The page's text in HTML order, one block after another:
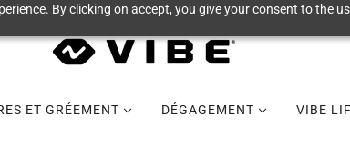
By clicking on accept, you give your consent to the
ET GRÉEMENT DÉGAGEMENT VIBE